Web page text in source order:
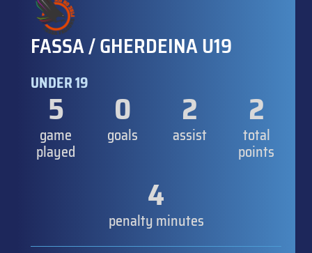
FASSA / GHERDEINA U19
UNDER 19
5
game
played
0
goals
2
assist
2
total
points
4
penalty minutes